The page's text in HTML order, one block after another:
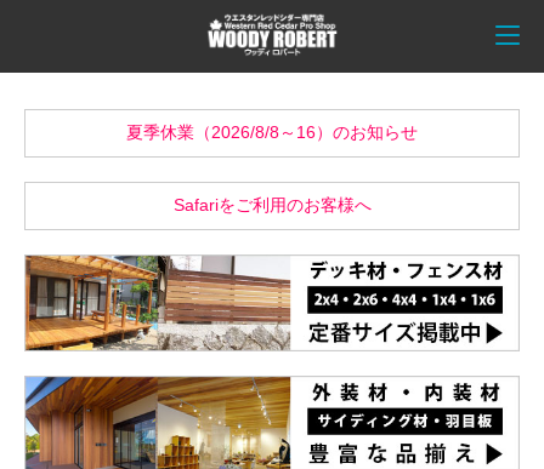
夏季休業（2026/8/8～16）のお知らせ
Safariをご利用のお客様へ